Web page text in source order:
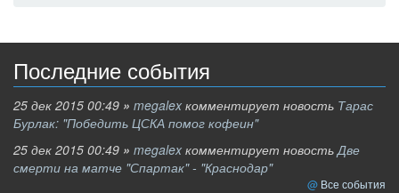
Последние события
25 дек 2015 00:49 » megalex комментирует новость Тарас
Бурлак: "Победить ЦСКА помог кофеин"
25 дек 2015 00:49 » megalex комментирует новостьДве
смерти на матче "Спартак" - "Краснодар"
Все события